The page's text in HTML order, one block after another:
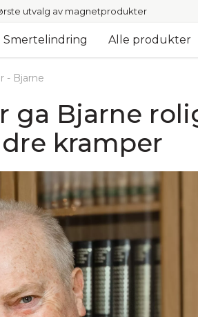
utvalg av magnetprodukter
Smertelindring Alle produkter
- Bjarne
ga Bjarne
kramper